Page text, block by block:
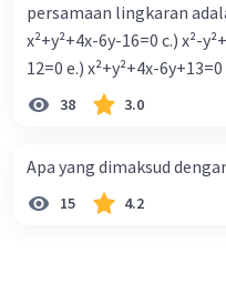
persamaan lingkaran adalah a.) x²+y²+4x-6y-
x²+y²+4x-6y-16=0 c.) x²-
12=0 e.) x²+y²+4x-6y+13=0
38 3.0
Apa yang dimaksud
15 4.2